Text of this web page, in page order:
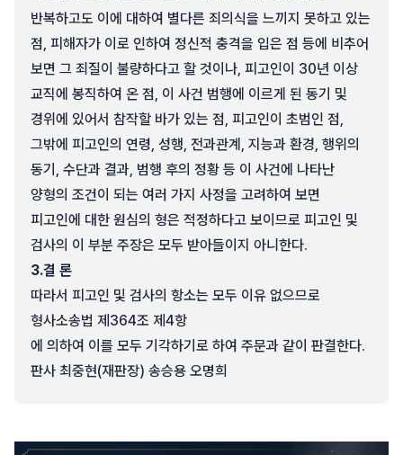
반복하고도 이에 대하여 별다른 죄의식을 느끼지 못하고 있는
점, 피해자가 이로 인하여 정신적 충격을 입은 점 등에 비추어
보면 그 죄질이 불량하다고 할 것이나, 피고인이 30년 이상
교직에 봉직하여 온 점, 이 사건 범행에 이르게 된 동기 및
경위에 있어서 참작할 바가 있는 점, 피고인이 초범인 점,
그밖에 피고인의 연령, 성행, 전과관계, 지능과 환경, 행위의
동기, 수단과 결과, 범행 후의 정황 등 이 사건에 나타난
양형의 조건이 되는 여러 가지 사정을 고려하여 보면
피고인에 대한 원심의 형은 적정하다고 보이므로 피고인 및
검사의 이 부분 주장은 모두 받아들이지 아니한다.
3.결 론
따라서 피고인 및 검사의 항소는 모두 이유 없으므로
형사소송법 제364조 제4항
에 의하여 이를 모두 기각하기로 하여 주문과 같이 판결한다.
판사 최중현(재판장) 송승용 오명희